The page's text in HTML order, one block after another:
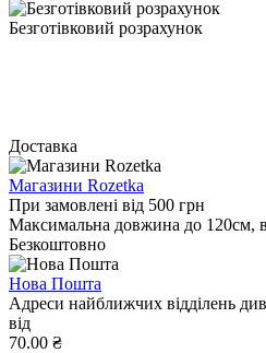
Безготівковий розрахунок
Доставка
Магазини Rozetka
При замовлені від 500 грн
Максимальна довжина до 120см,
Безкоштовно
Нова Пошта
Адреси найближчих відділень
від
70.00 ₴